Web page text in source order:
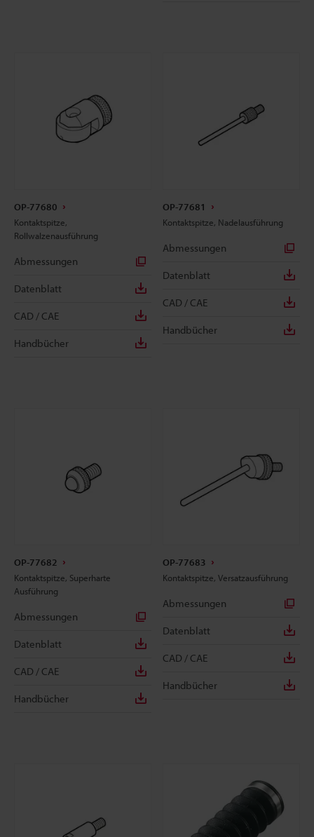
OP-77680
Kontaktspitze,
Rollwalzenausführung
Abmessungen
Datenblatt
CAD / CAE
Handbücher
OP-77681
Kontaktspitze, Nadelausführung
Abmessungen
Datenblatt
CAD / CAE
Handbücher
OP-77682
Kontaktspitze, Superharte
Ausführung
Abmessungen
Datenblatt
CAD / CAE
Handbücher
OP-77683
Kontaktspitze, Versatzausführung
Abmessungen
Datenblatt
CAD / CAE
Handbücher